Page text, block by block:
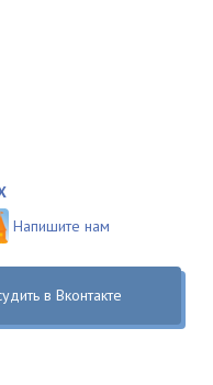
Напишите нам
в Вконтакте